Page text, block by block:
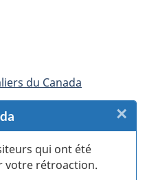
du Canada
qui ont été
votre rétroaction.
×